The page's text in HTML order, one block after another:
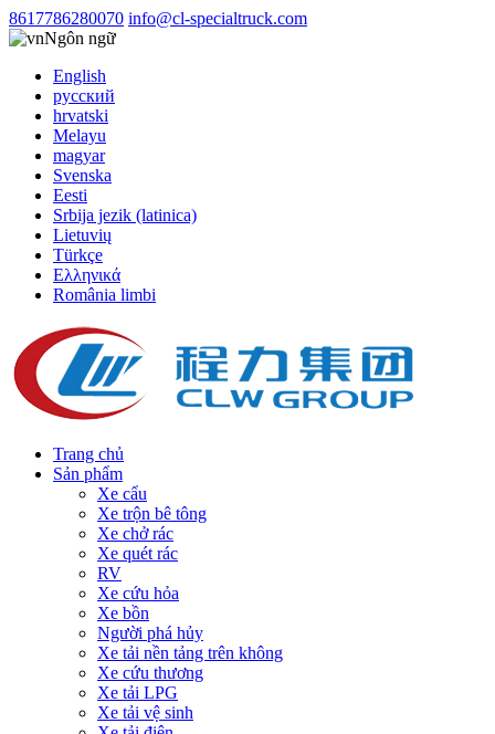
8617786280070 info@cl-specialtruck.com
Ngôn ngữ
English
русский
hrvatski
Melayu
magyar
Svenska
Eesti
Srbija jezik (latinica)
Lietuvių
Türkçe
Ελληνικά
România limbi
Trang chủ
Sản phẩm
Xe cẩu
Xe trộn bê tông
Xe chở rác
Xe quét rác
RV
Xe cứu hỏa
Xe bồn
Người phá hủy
Xe tải nền tảng trên không
Xe cứu thương
Xe tải LPG
Xe tải vệ sinh